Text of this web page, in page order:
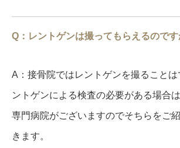
Q：レントゲンは撮ってもらえるのです
A：接骨院ではレントゲンを撮ることは
ントゲンによる検査の必要がある場合
専門病院がございますのでそちらをご
きます。